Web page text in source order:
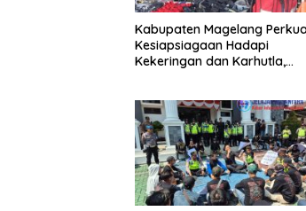
Kabupaten Magelang
Kesiapsiagaan Hadapi
Kekeringan dan Karhutla,